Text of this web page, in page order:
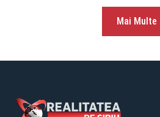
Mai Multe